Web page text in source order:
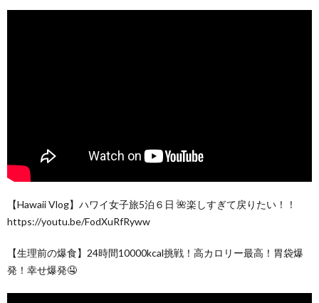
【Hawaii Vlog】ハワイ女子旅5泊６日 🌺楽しすぎて戻りたい！！
https://youtu.be/FodXuRfRyww
【生理前の爆食】24時間10000kcal挑戦！高カロリー最高！胃袋爆
発！幸せ爆発🤤